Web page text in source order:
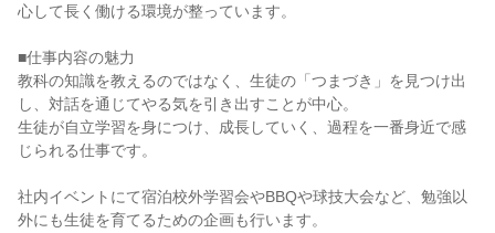
心して長く働ける環境が整っています。
■仕事内容の魅力
教科の知識を教えるのではなく、生徒の「つまづき」を見つけ出
し、対話を通じてやる気を引き出すことが中心。
生徒が自立学習を身につけ、成長していく、過程を一番身近で感
じられる仕事です。
社内イベントにて宿泊校外学習会やBBQや球技大会など、勉強以
外にも生徒を育てるための企画も行います。